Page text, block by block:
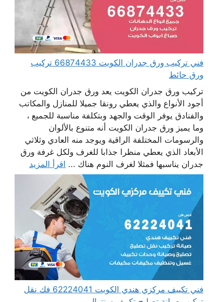
فني تركيب ورق جدران الكويت 66874433 تركيب
ورق حائط
تركيب ورق جدران الكويت يعد ورق جدران الكويت من
أجود الأنواع والذي يعطي رونقا جميلا للمنازل والمكاتب
والفنادق يوفر الوقت والجهد وبتكلفة مناسبة للجميع ،
وما يميز ورق جدران الكويت أنه متنوع بالألوان
والرسومات المختلفة الراقية ويوجد منه العادي وثلاثي
الأبعاد الذي يعطي منظرا جذابا للغرف ولكل غرفة ورق
جدران يناسبها فمثلا لغرف النوم هناك ... اقرأ المزيد
فني تكييف مركزي هندي الكويت 62224041 فك نقل